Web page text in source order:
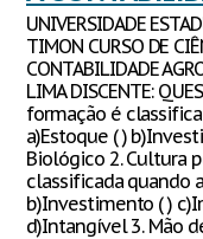
UNIVERSIDADE
TIMON CURSO DE
CONTABILIDADE
LIMA DISCENTE:
formação é
a)Estoque ( )
Biológico 2. Cultura
classificada quando
b)Investimento ( )
d)Intangível 3. Mão